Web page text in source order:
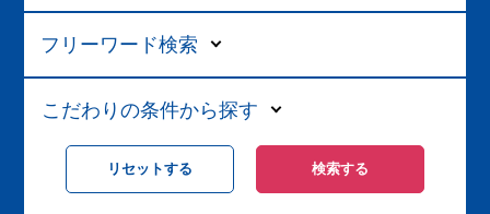
フリーワード検索
こだわりの条件から探す